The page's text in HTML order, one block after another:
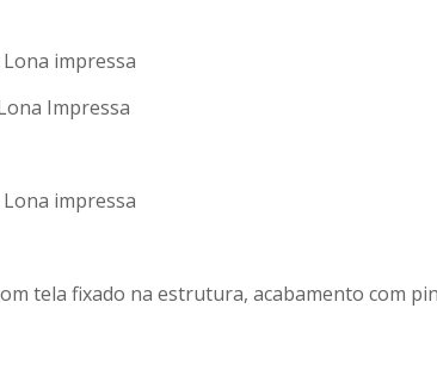
impressa
Impressa
impressa
tela fixado na estrutura, acabamento com